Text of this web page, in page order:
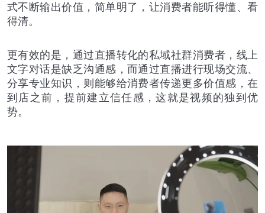
式不断输出价值，简单明了，让消费者能听得懂、看
得清。
更有效的是，通过直播转化的私域社群消费者，线上
文字对话是缺乏沟通感，而通过直播进行现场交流、
分享专业知识，则能够给消费者传递更多价值感，在
到店之前，提前建立信任感，这就是视频的独到优
势。